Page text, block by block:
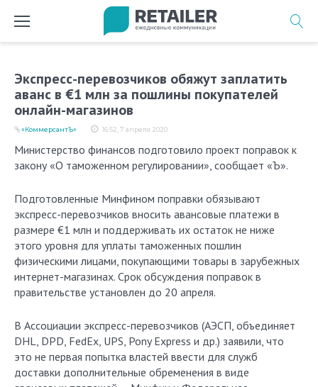
Экспресс-перевозчиков обяжут заплатить
аванс в €1 млн за пошлины покупателей
онлайн-магазинов
16:52, 7 апреля 2020
«КоммерсантЪ»
Министерство финансов подготовило проект поправок к
закону «О таможенном регулировании», сообщает «Ъ».
Подготовленные Минфином поправки обязывают
экспресс-перевозчиков вносить авансовые платежи в
размере €1 млн и поддерживать их остаток не ниже
этого уровня для уплаты таможенных пошлин
физическими лицами, покупающими товары в зарубежных
интернет-магазинах. Срок обсуждения поправок в
правительстве установлен до 20 апреля.
В Ассоциации экспресс-перевозчиков (АЭСП, объединяет
DHL, DPD, FedEx, UPS, Pony Express и др.) заявили, что
это не первая попытка властей ввести для служб
доставки дополнительные обременения в виде